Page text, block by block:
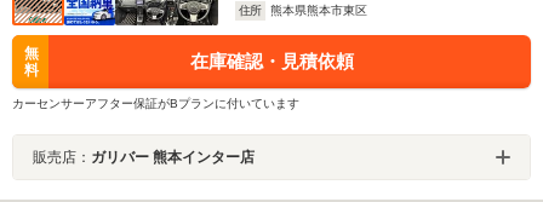
住所
熊本県熊本市東区
無
料
在庫確認・見積依頼
カーセンサーアフター保証がBプランに付いています
販売店： ガリバー 熊本インター店